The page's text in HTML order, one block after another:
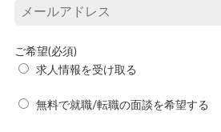
ご希望(必須)
求人情報を受け取る
無料で就職/転職の面談を希望する